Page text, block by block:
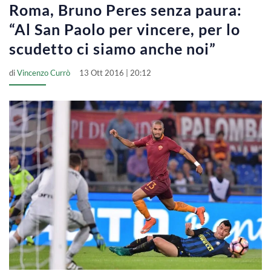
Roma, Bruno Peres senza paura:
“Al San Paolo per vincere, per lo
scudetto ci siamo anche noi”
diVincenzo Currò 13 Ott 2016 | 20:12